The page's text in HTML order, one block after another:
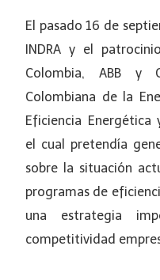
El pasado 16 de
INDRA y el
Colombia, ABB y
Colombiana de la
Eficiencia Energética
el cual pretendía
sobre la situación
programas de
una estrategia
competitividad